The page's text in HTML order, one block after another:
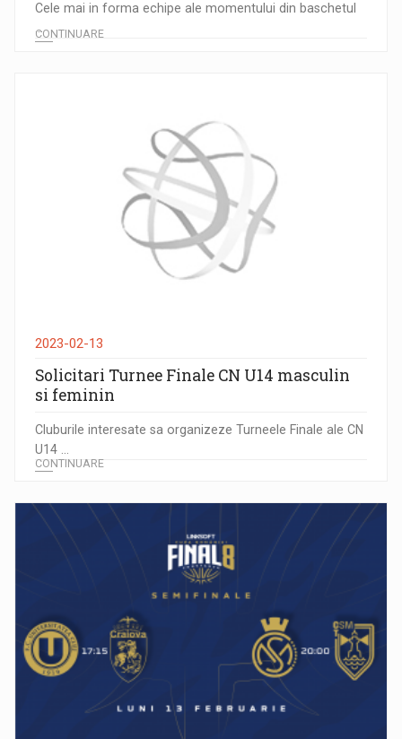
Cele mai in forma echipe ale momentului din baschetul
...
CONTINUARE
2023-02-13
Solicitari Turnee Finale CN U14 masculin
si feminin
Cluburile interesate sa organizeze Turneele Finale ale CN
U14 ...
CONTINUARE